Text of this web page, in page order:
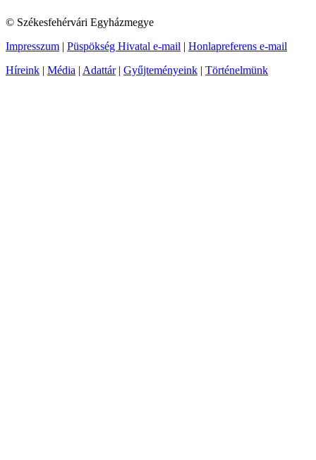
© Székesfehérvári Egyházmegye
Impresszum | Püspökség Hivatal e-mail | Honlapreferens e-mail
Híreink | Média | Adattár| Gyűjteményeink | Történelmünk